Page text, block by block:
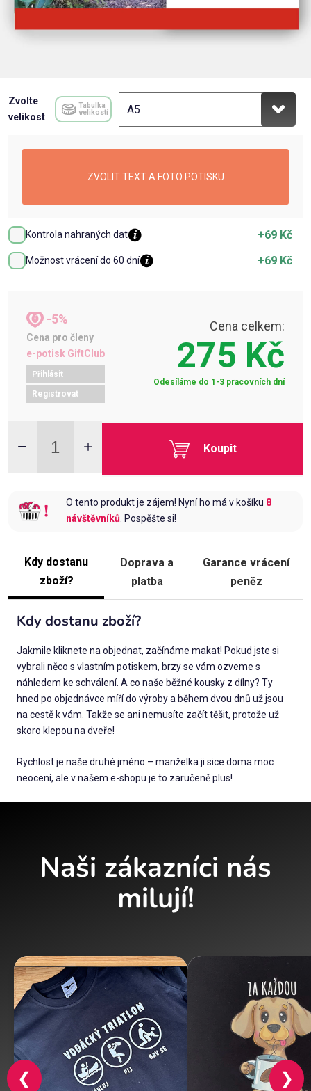
Zvolte
velikost
Tabulka
velikostí
ZVOLIT TEXT A FOTO POTISKU
Kontrola nahraných dat +69 Kč
Možnost vrácení do 60 dní +69 Kč
-5%
Cena pro členy
e-potisk GiftClub
Přihlásit
Registrovat
Cena celkem:
275 Kč
Odesíláme do 1-3 pracovních dní
Koupit
O tento produkt je zájem! Nyní ho má v košíku 8
návštěvníků. Pospěšte si!
Kdy dostanu
zboží?
Doprava a
platba
Garance vrácení
peněz
Kdy dostanu zboží?
Jakmile kliknete na objednat, začínáme makat! Pokud jste si
vybrali něco s vlastním potiskem, brzy se vám ozveme s
náhledem ke schválení. A co naše běžné kousky z dílny? Ty
hned po objednávce míří do výroby a během dvou dnů už jsou
na cestě k vám. Takže se ani nemusíte začít těšit, protože už
skoro klepou na dveře!
Rychlost je naše druhé jméno – manželka ji sice doma moc
neocení, ale v našem e-shopu je to zaručeně plus!
Naši zákazníci nás
milují!
❮ ❯